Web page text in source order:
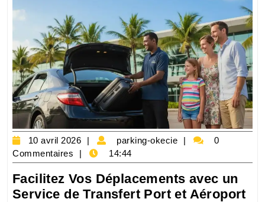
10 avril 2026
10
avril
2026
parking-okecie
parking-
0
Commentaires
14:44
Facilitez Vos Déplacements avec un
Service de Transfert Port et Aéroport